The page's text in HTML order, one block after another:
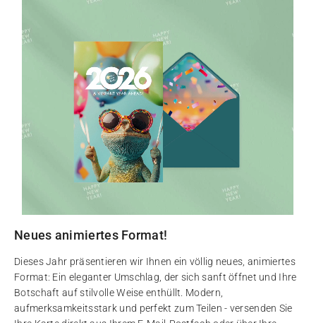
Neues animiertes Format!
Dieses Jahr präsentieren wir Ihnen ein völlig neues, animiertes
Format: Ein eleganter Umschlag, der sich sanft öffnet und Ihre
Botschaft auf stilvolle Weise enthüllt. Modern,
aufmerksamkeitsstark und perfekt zum Teilen - versenden Sie